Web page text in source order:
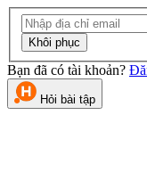
Khôi phục
Bạn đã có tài khoản?
Hỏi bài tập